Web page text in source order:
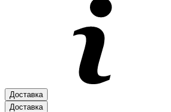
Доставка
Доставка